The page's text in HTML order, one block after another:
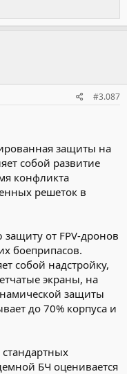
#3.087
защиты на
собой развитие
конфликта
решеток в
защиту от FPV-дронов
боеприпасов.
собой надстройку,
экраны, на
защиты
до 70% корпуса и
БЧ оценивается